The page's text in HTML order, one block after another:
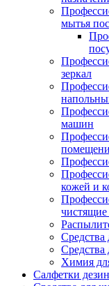
мытья
зеркал
машин
кожей и
чистящие
Средства
Химия
Салфетки